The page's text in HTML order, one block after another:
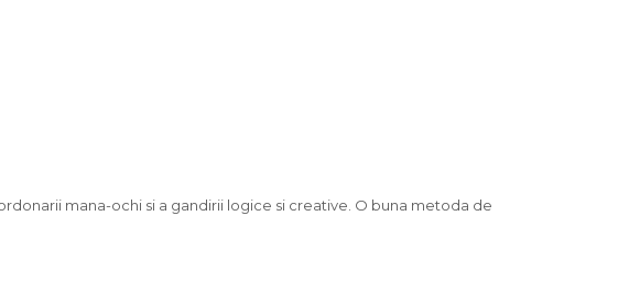
mana-ochi si a gandirii logice si creative. O buna metoda de